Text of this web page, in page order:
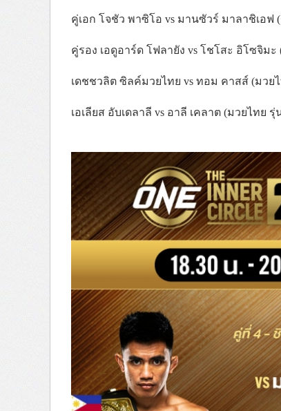
คู่เอก โจชัว พาซิโอ vs มานซัวร์ มาลาชิเอฟ
คู่รอง เอดูอาร์ด โฟลายัง vs โชโสะ อิโซจิม
เดชชวลิต ซิลค์มวยไทย vs ทอม คาสส์ (มวย
เอเลียส อับเดลาลี vs อาลี เคลาต (มวยไทย รุ่